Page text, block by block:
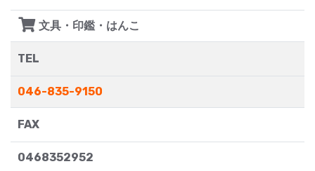
文具・印鑑・はんこ
TEL
046-835-9150
FAX
0468352952